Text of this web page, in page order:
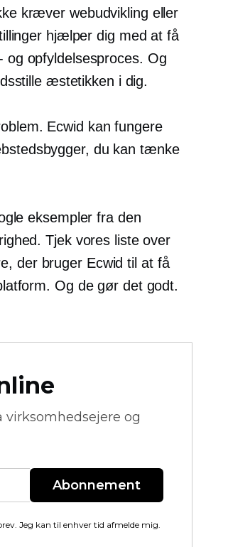
kræver webudvikling eller
hjælper dig med at få
og opfyldelsesproces. Og
æstetikken i dig.
Ecwid kan fungere
du kan tænke
eksempler fra den
Tjek vores liste over
der bruger Ecwid til at få
Og de gør det godt.
virksomhedsejere og
Abonnement
Jeg kan til enhver tid afmelde mig.